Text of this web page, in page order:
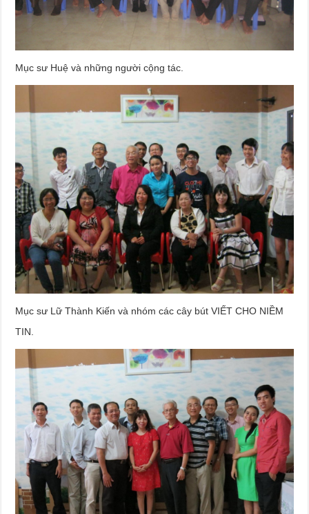
Mục sư Huệ và những người cộng tác.
Mục sư Lữ Thành Kiến và nhóm các cây bút VIẾT CHO NIỀM
TIN.